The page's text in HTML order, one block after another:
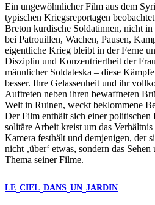
Ein ungewöhnlicher Film aus dem
typischen Kriegsreportagen
Breton kurdische Soldatinnen, nicht
bei Patrouillen, Wachen, Pausen,
eigentliche Krieg bleibt in der Ferne
Disziplin und Konzentriertheit der
männlicher Soldateska – diese
besser. Ihre Gelassenheit und ihr
Auftreten neben ihren bewaffneten
Welt in Ruinen, weckt beklommene
Der Film enthält sich einer politischen
solitäre Arbeit kreist um das
Kamera festhält und demjenigen, der
nicht ‚über‘ etwas, sondern das
Thema seiner Filme.
LE CIEL DANS UN JARDIN